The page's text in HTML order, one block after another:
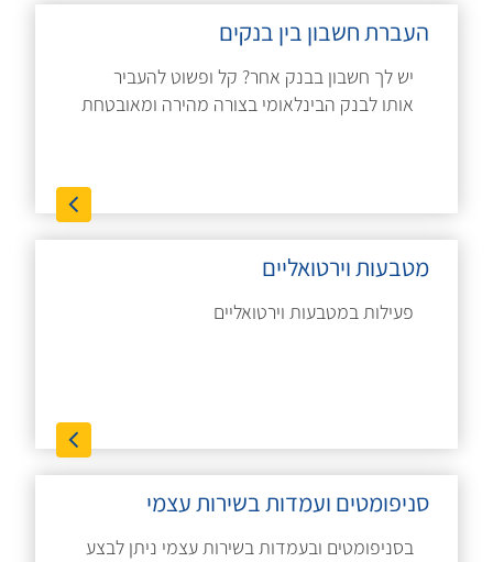
העברת חשבון בין בנקים
יש לך חשבון בבנק אחר? קל ופשוט להעביר
אותו לבנק הבינלאומי בצורה מהירה ומאובטחת
מטבעות וירטואליים
פעילות במטבעות וירטואליים
סניפומטים ועמדות בשירות עצמי
בסניפומטים ובעמדות בשירות עצמי ניתן לבצע